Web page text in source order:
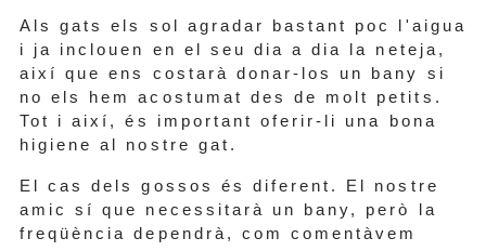
Als gats els sol agradar bastant poc l'aigua
i ja inclouen en el seu dia a dia la neteja,
així que ens costarà donar-los un bany si
no els hem acostumat des de molt petits.
Tot i així, és important oferir-li una bona
higiene al nostre gat.
El cas dels gossos és diferent. El nostre
amic sí que necessitarà un bany, però la
freqüència dependrà, com comentàvem